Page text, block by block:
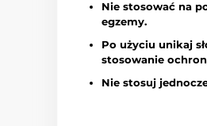
Nie stosować na
egzemy.
Po użyciu unikaj
stosowanie
Nie stosuj